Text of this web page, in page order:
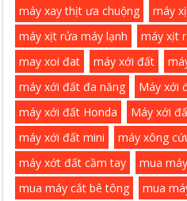
máy xay thịt ưa chuộng
máy
máy xịt rửa máy lạnh
máy xịt
may xoi đat
máy xới đất
máy xới đất đa năng
Máy xới
máy xới đất Honda
Máy xới
máy xới đất mini
máy xông
máy xớt đất cầm tay
mua
mua máy cắt bê tông
mua